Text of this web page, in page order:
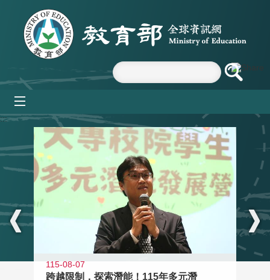
跳到主要內容區塊
:::
115-08-07
跨越限制，探索潛能！115年多元潛